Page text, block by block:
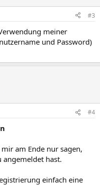
#3
meiner
und Password)
#4
am Ende nur sagen,
angemeldet hast.
einfach eine